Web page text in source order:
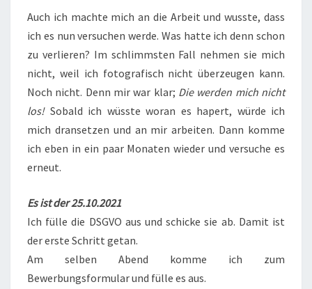
Auch ich machte mich an die Arbeit und wusste, dass
ich es nun versuchen werde. Was hatte ich denn schon
zu verlieren? Im schlimmsten Fall nehmen sie mich
nicht, weil ich fotografisch nicht überzeugen kann.
Noch nicht. Denn mir war klar; Die werden mich nicht
los!Sobald ich wüsste woran es hapert, würde ich
mich dransetzen und an mir arbeiten. Dann komme
ich eben in ein paar Monaten wieder und versuche es
erneut.
Es ist der 25.10.2021
Ich fülle die DSGVO aus und schicke sie ab. Damit ist
der erste Schritt getan.
Am selben Abend komme ich zum
Bewerbungsformular und fülle es aus.